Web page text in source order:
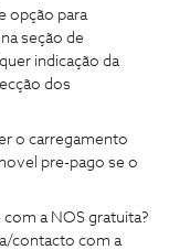
opção para
seção de
indicação da
dos
o carregamento
pre-pago se o
a NOS gratuita?
contacto com a